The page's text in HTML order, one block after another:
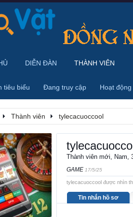
Thành viên tylecacuoccool
Thành viên mới, Nam,
GAME 17/5/25
tylecacuoccool được nhìn
Tin nhắn hồ sơ
DIỄN ĐÀN THÀNH VIÊN
tiêu biểu Đang truy cập Hoạt